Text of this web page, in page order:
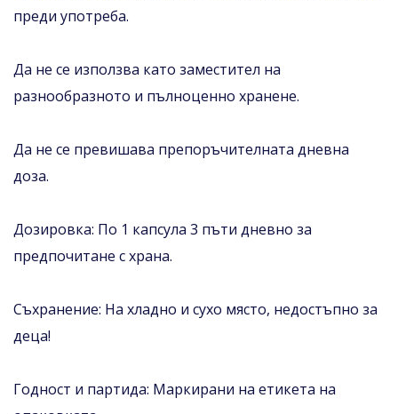
преди употреба.
Да не се използва като заместител на
разнообразното и пълноценно хранене.
Да не се превишава препоръчителната дневна
доза.
Дозировка: По 1 капсула 3 пъти дневно за
предпочитане с храна.
Съхранение: На хладно и сухо място, недостъпно за
деца!
Годност и партида: Маркирани на етикета на